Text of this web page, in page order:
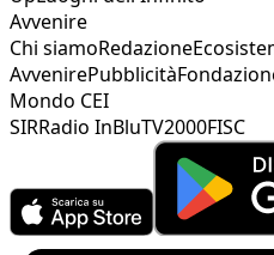
Avvenire
Chi siamoRedazione
AvvenirePubblicità
Mondo CEI
SIRRadio InBluTV2000FISC